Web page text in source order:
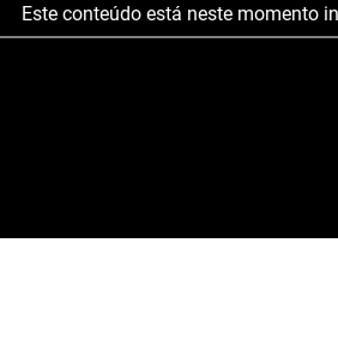
Este conteúdo está neste momento